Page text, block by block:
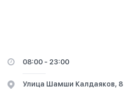
08:00 - 23:00
​Улица Шамши Калдаяков, 8